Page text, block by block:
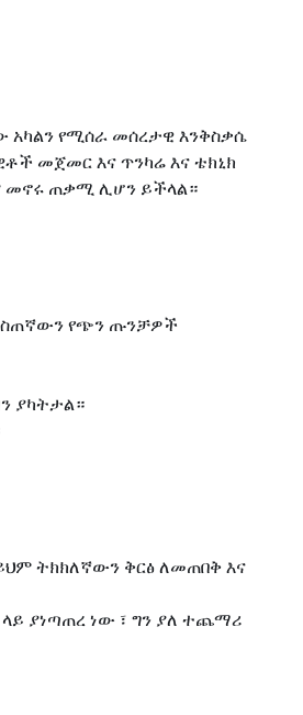
የሚሰራ መሰረታዊ እንቅስቃሴ
መጀመር እና ጥንካሬ እና ቴክኒክ
መኖሩ ጠቃሚ ሊሆን ይችላል።
የጭን ጡንቻዎች
ያካትታል።
ትክክለኛውን ቅርፅ ለመጠበቅ እና
ያነጣጠረ ነው ፣ ግን ያለ ተጨማሪ